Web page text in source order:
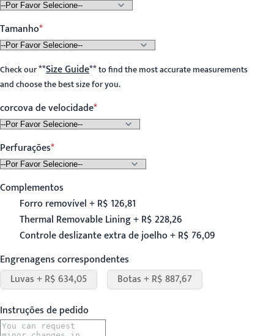
Tamanho
Check our**Size Guide**to find the most accurate measurements
and choose the best size for you.
corcova de velocidade
Perfurações
Complementos
Forro removível + R$ 126,81
Thermal Removable Lining + R$ 228,26
Controle deslizante extra de joelho + R$ 76,09
Engrenagens correspondentes
Luvas + R$ 634,05
Botas + R$ 887,67
Instruções de pedido